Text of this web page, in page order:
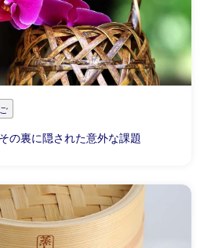
の裏に隠された意外な課題